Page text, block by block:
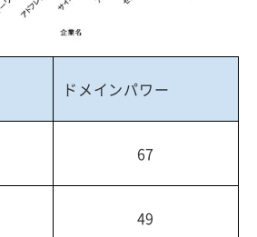
ドメインパワー
67
49